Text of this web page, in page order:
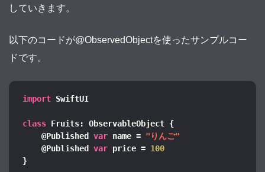
していきます。
以下のコードが@ObservedObjectを使ったサンプルコー
ドです。
import SwiftUI
class Fruits: ObservableObject {
    @Published
var name = "りんご"
    @Published
var price = 100
}